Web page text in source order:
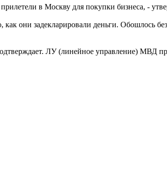
в Москву для покупки бизнеса, -
они задекларировали деньги. Обошлось
ЛУ (линейное управление) МВД